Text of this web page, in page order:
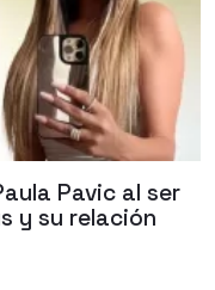
Pavic al ser
y su relación